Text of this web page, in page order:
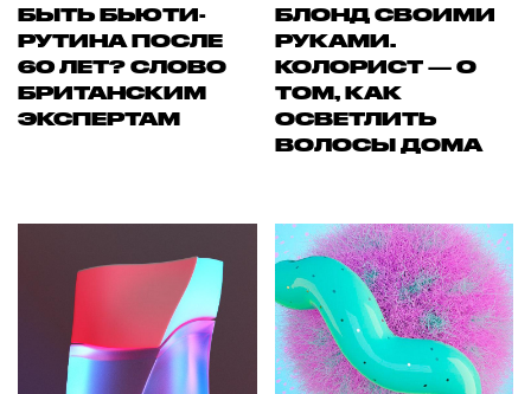
БЫТЬ БЬЮТИ-
РУТИНА ПОСЛЕ
60 ЛЕТ? СЛОВО
БРИТАНСКИМ
ЭКСПЕРТАМ
БЛОНД СВОИМИ
РУКАМИ.
КОЛОРИСТ — О
ТОМ, КАК
ОСВЕТЛИТЬ
ВОЛОСЫ ДОМА